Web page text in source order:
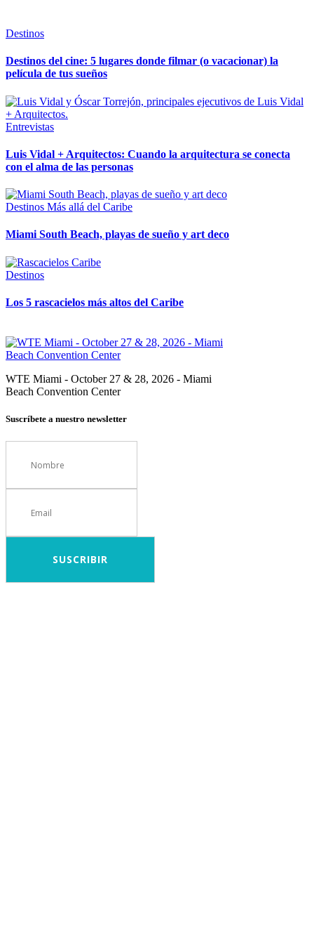
Destinos
Destinos del cine: 5 lugares donde filmar (o vacacionar) la
película de tus sueños
Entrevistas
Luis Vidal + Arquitectos: Cuando la arquitectura se conecta
con el alma de las personas
Destinos Más allá del Caribe
Miami South Beach, playas de sueño y art deco
Destinos
Los 5 rascacielos más altos del Caribe
WTE Miami - October 27 & 28, 2026 - Miami
Beach Convention Center
Suscríbete a nuestro newsletter